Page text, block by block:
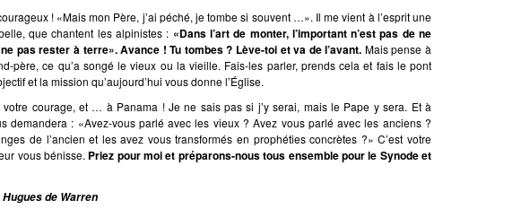
! «Mais mon Père, j’ai péché, je tombe si souvent …». Il me vient à l’esprit une
que chantent les alpinistes : «Dans l’art de monter, l’important n’est pas de ne
pas rester à terre». Avance ! Tu tombes ? Lève-toi et va de l’avant. Mais pense à
père, ce qu’a songé le vieux ou la vieille. Fais-les parler, prends cela et fais le pont
et la mission qu’aujourd’hui vous donne l’Église.
courage, et … à Panama ! Je ne sais pas si j’y serai, mais le Pape y sera. Et à
demandera : «Avez-vous parlé avec les vieux ? Avez vous parlé avec les anciens ?
de l’ancien et les avez vous transformés en prophéties concrètes ?» C’est votre
vous bénisse. Priez pour moi et préparons-nous tous ensemble pour le Synode et
Hugues de Warren